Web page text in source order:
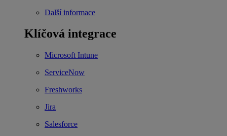
Další informace
Klíčová integrace
Microsoft Intune
ServiceNow
Freshworks
Jira
Salesforce